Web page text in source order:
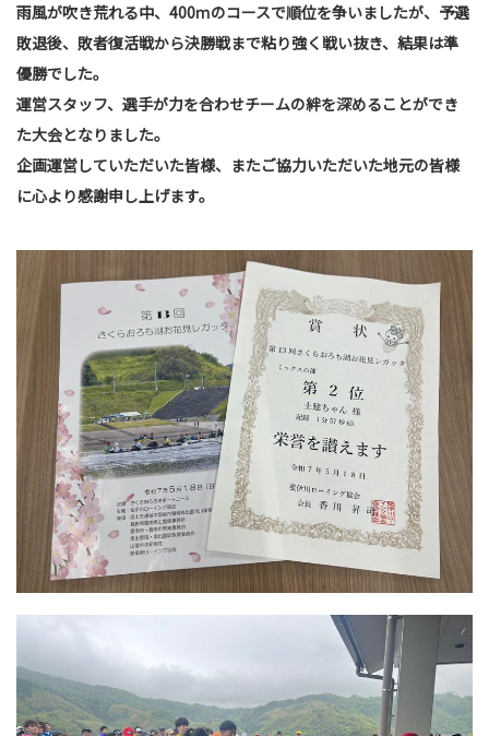
雨風が吹き荒れる中、400ｍのコースで順位を争いましたが、予選
敗退後、敗者復活戦から決勝戦まで粘り強く戦い抜き、結果は準
優勝でした。
運営スタッフ、選手が力を合わせチームの絆を深めることができ
た大会となりました。
企画運営していただいた皆様、またご協力いただいた地元の皆様
に心より感謝申し上げます。